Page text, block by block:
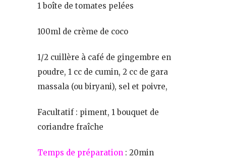
1 boîte de tomates pelées
100ml de crème de coco
1/2 cuillère à café de gingembre en
poudre, 1 cc de cumin, 2 cc de gara
massala (ou biryani), sel et poivre,
Facultatif : piment, 1 bouquet de
coriandre fraîche
Temps de préparation : 20min